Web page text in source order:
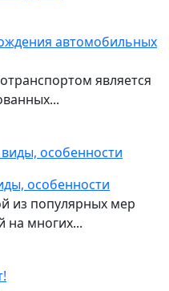
автомобильных
является
особенности
из популярных мер
на многих...